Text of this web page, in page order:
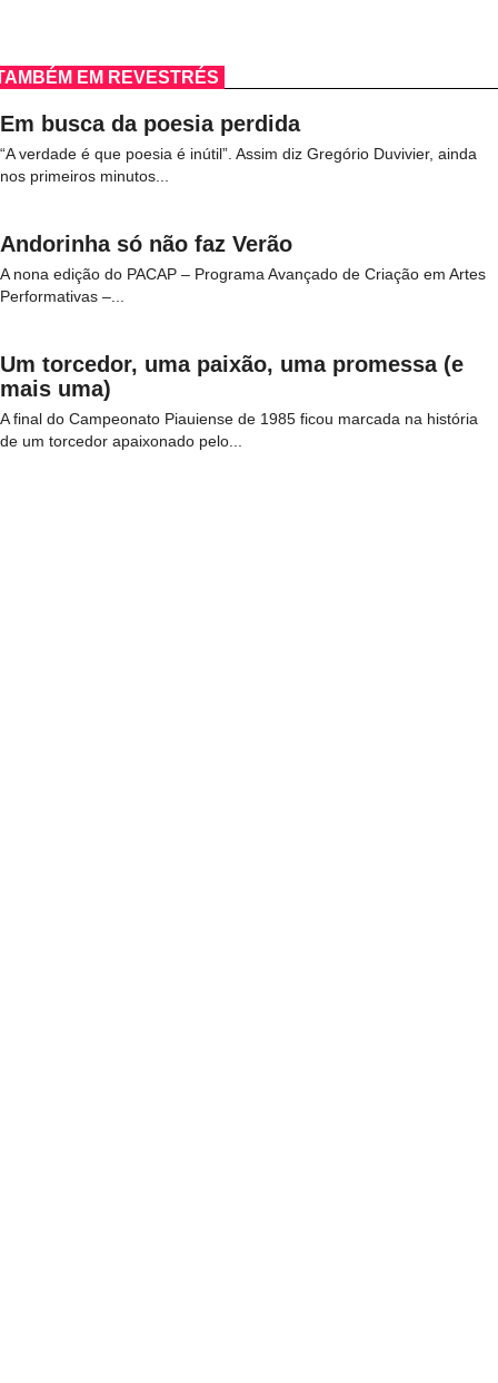
EM REVESTRÉS
Em busca da poesia perdida
“A verdade é que poesia é inútil”. Assim diz Gregório Duvivier, ainda
nos primeiros minutos...
Andorinha só não faz Verão
A nona edição do PACAP – Programa Avançado de Criação em Artes
Performativas –...
Um torcedor, uma paixão, uma promessa (e
mais uma)
A final do Campeonato Piauiense de 1985 ficou marcada na história
de um torcedor apaixonado pelo...